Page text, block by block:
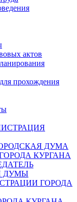
актов
прохождения
ДУМА
КУРГАНА
ДУМЫ
ГОРОДА